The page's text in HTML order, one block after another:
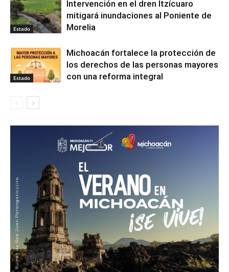
Estado
Intervención en el dren Itzícuaro
mitigará inundaciones al Poniente de
Morelia
Estado
Michoacán fortalece la protección de
los derechos de las personas mayores
con una reforma integral